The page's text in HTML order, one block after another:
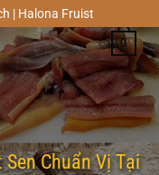
| Halona Fruist
0
Chuẩn Vị Tại